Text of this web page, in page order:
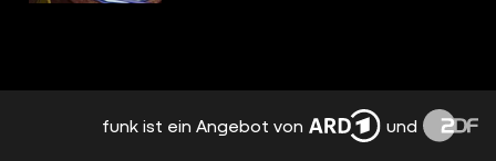
funk ist ein Angebot von und